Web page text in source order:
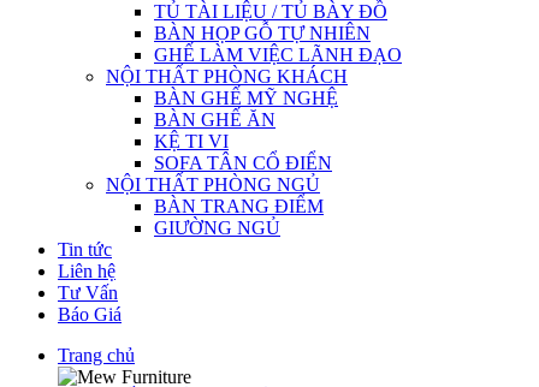
TỦ TÀI LIỆU / TỦ BÀY ĐỒ
BÀN HỌP GỖ TỰ NHIÊN
GHẾ LÀM VIỆC LÃNH ĐẠO
NỘI THẤT PHÒNG KHÁCH
BÀN GHẾ MỸ NGHỆ
BÀN GHẾ ĂN
KỆ TI VI
SOFA TÂN CỔ ĐIỂN
NỘI THẤT PHÒNG NGỦ
BÀN TRANG ĐIỂM
GIƯỜNG NGỦ
Tin tức
Liên hệ
Tư Vấn
Báo Giá
Trang chủ